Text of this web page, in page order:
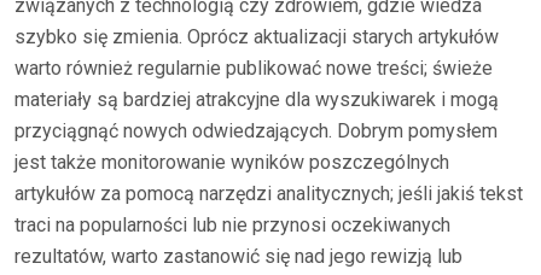
związanych z technologią czy zdrowiem, gdzie wiedza
szybko się zmienia. Oprócz aktualizacji starych artykułów
warto również regularnie publikować nowe treści; świeże
materiały są bardziej atrakcyjne dla wyszukiwarek i mogą
przyciągnąć nowych odwiedzających. Dobrym pomysłem
jest także monitorowanie wyników poszczególnych
artykułów za pomocą narzędzi analitycznych; jeśli jakiś tekst
traci na popularności lub nie przynosi oczekiwanych
rezultatów, warto zastanowić się nad jego rewizją lub